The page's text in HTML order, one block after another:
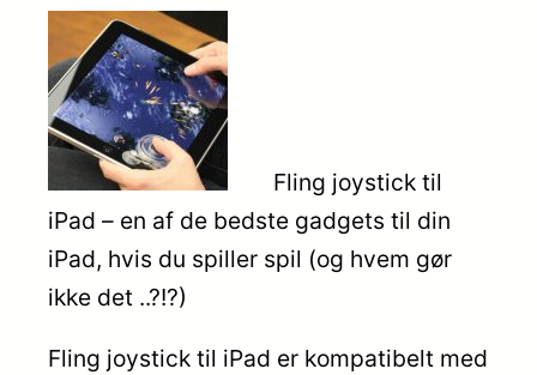
Fling joystick til
iPad – en af de bedste gadgets til din
iPad, hvis du spiller spil (og hvem gør
ikke det ..?!?)
Fling joystick til iPad er kompatibelt med